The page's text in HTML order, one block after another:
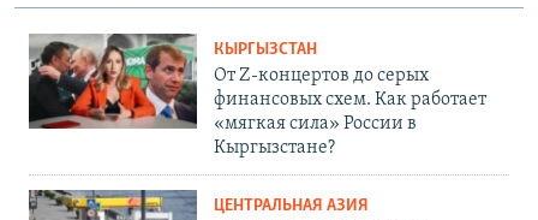
КЫРГЫЗСТАН
От Z-концертов до серых
финансовых схем. Как работает
«мягкая сила» России в
Кыргызстане?
ЦЕНТРАЛЬНАЯ АЗИЯ